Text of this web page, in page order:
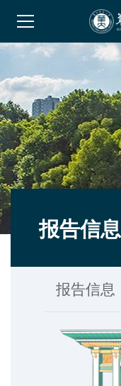
报告信息
报告信息